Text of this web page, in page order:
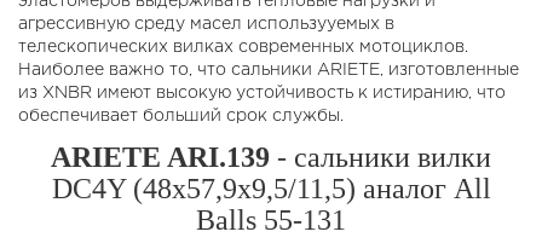
агрессивную среду масел использууемых в
телескопических вилках современных мотоциклов.
Наиболее важно то, что сальники ARIETE, изготовленные
из XNBR имеют высокую устойчивость к истиранию, что
обеспечивает больший срок службы.
ARIETE ARI.139 - сальники вилки
DC4Y (48x57,9x9,5/11,5) аналог All
Balls 55-131